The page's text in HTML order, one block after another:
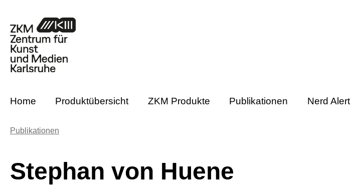
Home Produktübersicht ZKM Produkte Publikationen Nerd Alert
Publikationen
Stephan von Huene